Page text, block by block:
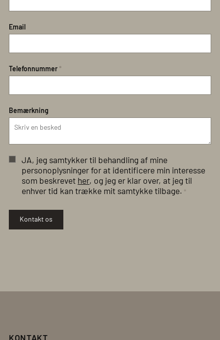
Email
Telefonnummer *
Bemærkning
JA, jeg samtykker til behandling af mine
personoplysninger for at identificere min interesse
som beskrevet her, og jeg er klar over, at jeg til
enhver tid kan trække mit samtykke tilbage. *
Kontakt os
KONTAKT